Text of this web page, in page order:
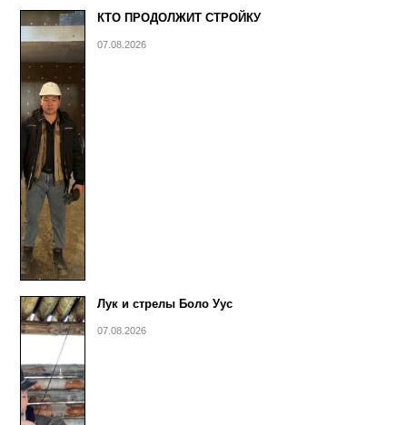
КТО ПРОДОЛЖИТ СТРОЙКУ
07.08.2026
Лук и стрелы Боло Уус
07.08.2026